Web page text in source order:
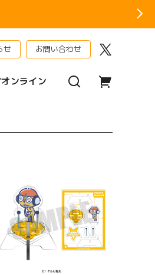
せ お問い合わせ
ンライン